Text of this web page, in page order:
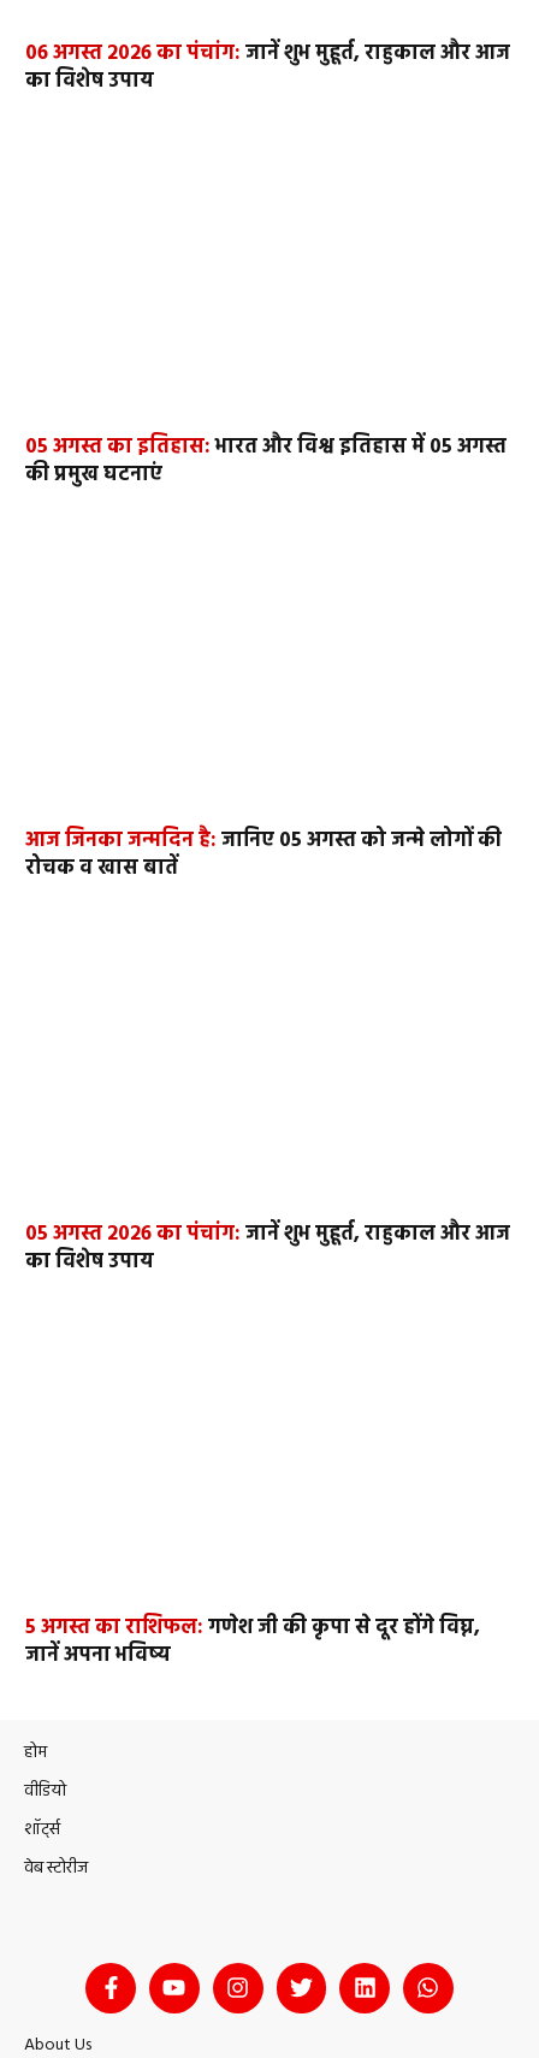
06 अगस्त 2026 का पंचांग:जानें शुभ मुहूर्त, राहुकाल और आज
का विशेष उपाय
05 अगस्त का इतिहास:भारत और विश्व इतिहास में 05 अगस्त
की प्रमुख घटनाएं
आज जिनका जन्मदिन है:जानिए 05 अगस्त को जन्मे लोगों की
रोचक व खास बातें
05 अगस्त 2026 का पंचांग:जानें शुभ मुहूर्त, राहुकाल और आज
का विशेष उपाय
5 अगस्त का राशिफल:गणेश जी की कृपा से दूर होंगे विघ्न,
जानें अपना भविष्य
होम
वीडियो
शॉर्ट्स
वेब स्टोरीज
About Us